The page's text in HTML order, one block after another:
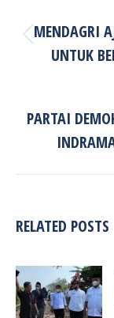
MENDAGRI
UNTUK
PARTAI
RELATED POSTS